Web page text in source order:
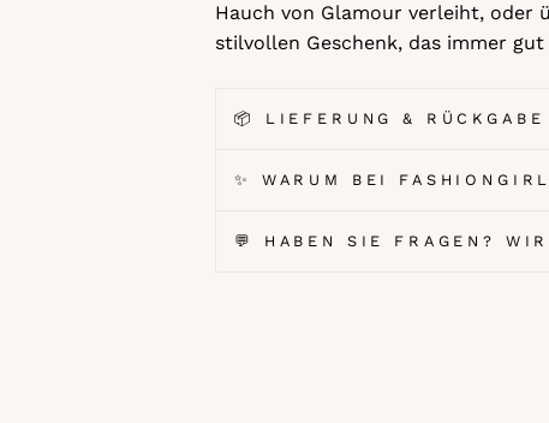
Hauch von Glamour verleiht, oder
stilvollen Geschenk, das immer
📦 LIEFERUNG & RÜCKGABE
✨ WARUM BEI
💬 HABEN SIE FRAGEN?